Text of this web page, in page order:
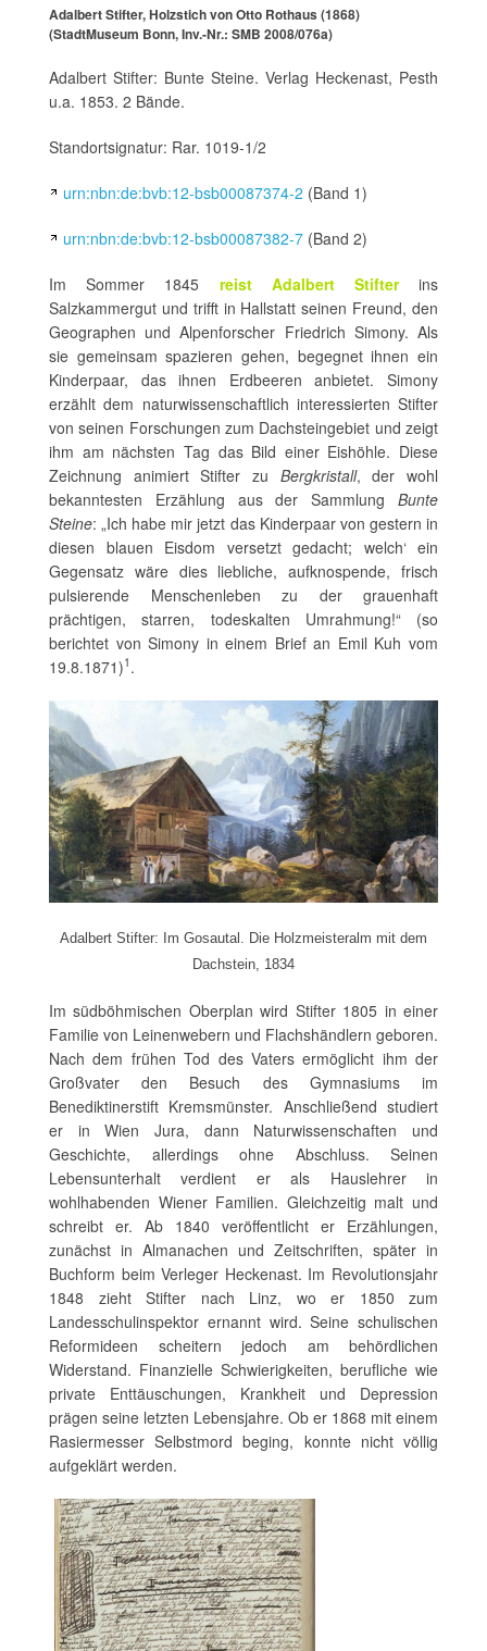
Adalbert Stifter, Holzstich von Otto Rothaus (1868)
(StadtMuseum Bonn, Inv.-Nr.: SMB 2008/076a)
Adalbert Stifter: Bunte Steine. Verlag Heckenast, Pesth
u.a. 1853. 2 Bände.
Standortsignatur: Rar. 1019-1/2
urn:nbn:de:bvb:12-bsb00087374-2 (Band 1)
urn:nbn:de:bvb:12-bsb00087382-7 (Band 2)
Im Sommer 1845 reist Adalbert Stifterins
Salzkammergut und trifft in Hallstatt seinen Freund, den
Geographen und Alpenforscher Friedrich Simony. Als
sie gemeinsam spazieren gehen, begegnet ihnen ein
Kinderpaar, das ihnen Erdbeeren anbietet. Simony
erzählt dem naturwissenschaftlich interessierten Stifter
von seinen Forschungen zum Dachsteingebiet und zeigt
ihm am nächsten Tag das Bild einer Eishöhle. Diese
Zeichnung animiert Stifter zu Bergkristall, der wohl
bekanntesten Erzählung aus der Sammlung Bunte
Steine: „Ich habe mir jetzt das Kinderpaar von gestern in
diesen blauen Eisdom versetzt gedacht; welch‘ ein
Gegensatz wäre dies liebliche, aufknospende, frisch
pulsierende Menschenleben zu der grauenhaft
prächtigen, starren, todeskalten Umrahmung!“ (so
berichtet von Simony in einem Brief an Emil Kuh vom
19.8.1871)1 .
Adalbert Stifter: Im Gosautal. Die Holzmeisteralm mit dem
Dachstein, 1834
Im südböhmischen Oberplan wird Stifter 1805 in einer
Familie von Leinenwebern und Flachshändlern geboren.
Nach dem frühen Tod des Vaters ermöglicht ihm der
Großvater den Besuch des Gymnasiums im
Benediktinerstift Kremsmünster. Anschließend studiert
er in Wien Jura, dann Naturwissenschaften und
Geschichte, allerdings ohne Abschluss. Seinen
Lebensunterhalt verdient er als Hauslehrer in
wohlhabenden Wiener Familien. Gleichzeitig malt und
schreibt er. Ab 1840 veröffentlicht er Erzählungen,
zunächst in Almanachen und Zeitschriften, später in
Buchform beim Verleger Heckenast. Im Revolutionsjahr
1848 zieht Stifter nach Linz, wo er 1850 zum
Landesschulinspektor ernannt wird. Seine schulischen
Reformideen scheitern jedoch am behördlichen
Widerstand. Finanzielle Schwierigkeiten, berufliche wie
private Enttäuschungen, Krankheit und Depression
prägen seine letzten Lebensjahre. Ob er 1868 mit einem
Rasiermesser Selbstmord beging, konnte nicht völlig
aufgeklärt werden.